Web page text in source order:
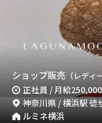
ショップ販売 （レディ
正社員 / 月給
神奈川県 / 横浜駅 徒
ルミネ横浜